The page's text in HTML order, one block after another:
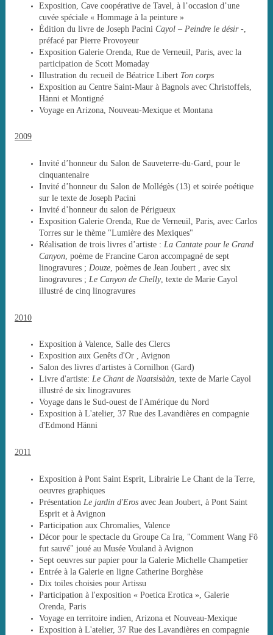
Exposition, Cave coopérative de Tavel, à l’occasion d’une
cuvée spéciale « Hommage à la peinture »
Édition du livre de Joseph Pacini Cayol – Peindre le désir-,
préfacé par Pierre Provoyeur
Exposition Galerie Orenda, Rue de Verneuil, Paris, avec la
participation de Scott Momaday
Illustration du recueil de Béatrice Libert Ton corps
Exposition au Centre Saint-Maur à Bagnols avec Christoffels,
Hänni et Montigné
Voyage en Arizona, Nouveau-Mexique et Montana
2009
Invité d’honneur du Salon de Sauveterre-du-Gard, pour le
cinquantenaire
Invité d’honneur du Salon de Mollégès (13) et soirée poétique
sur le texte de Joseph Pacini
Invité d’honneur du salon de Périgueux
Exposition Galerie Orenda, Rue de Verneuil, Paris, avec Carlos
Torres sur le thème "Lumière des Mexiques"
Réalisation de trois livres d’artiste : La Cantate pour le Grand
Canyon, poème de Francine Caron accompagné de sept
linogravures ; Douze, poèmes de Jean Joubert , avec six
linogravures ; Le Canyon de Chelly, texte de Marie Cayol
illustré de cinq linogravures
2010
Exposition à Valence, Salle des Clercs
Exposition aux Genêts d'Or , Avignon
Salon des livres d'artistes à Cornilhon (Gard)
Livre d'artiste: Le Chant de Naatsisààn, texte de Marie Cayol
illustré de six linogravures
Voyage dans le Sud-ouest de l'Amérique du Nord
Exposition à L'atelier, 37 Rue des Lavandières en compagnie
d'Edmond Hänni
2011
Exposition à Pont Saint Esprit, Librairie Le Chant de la Terre,
oeuvres graphiques
Présentation Le jardin d'Erosavec Jean Joubert, à Pont Saint
Esprit et à Avignon
Participation aux Chromalies, Valence
Décor pour le spectacle du Groupe Ca Ira, "Comment Wang Fô
fut sauvé" joué au Musée Vouland à Avignon
Sept oeuvres sur papier pour la Galerie Michelle Champetier
Entrée à la Galerie en ligne Catherine Borghèse
Dix toiles choisies pour Artissu
Participation à l'exposition « Poetica Erotica », Galerie
Orenda, Paris
Voyage en territoire indien, Arizona et Nouveau-Mexique
Exposition à L'atelier, 37 Rue des Lavandières en compagnie